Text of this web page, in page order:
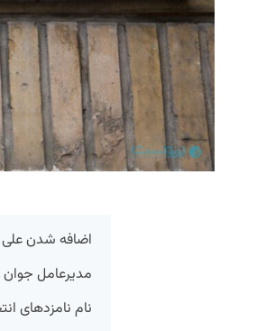
اضافه شدن علی
مدیرعامل
نام نامزدهای